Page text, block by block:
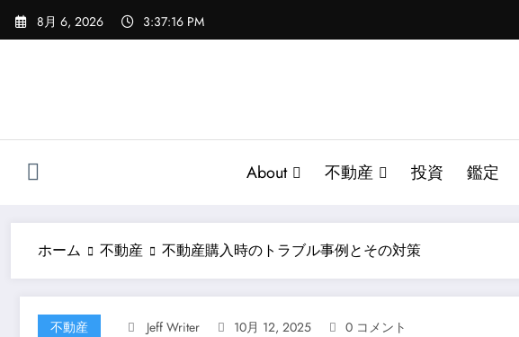
ス
8月 6, 2026 3:37:17 PM
About 不動産 投資 鑑定
ホーム 不動産 不動産購入時のトラブル事例とその対策
不動産 Jeff Writer 10月 12, 2025 0 コメント